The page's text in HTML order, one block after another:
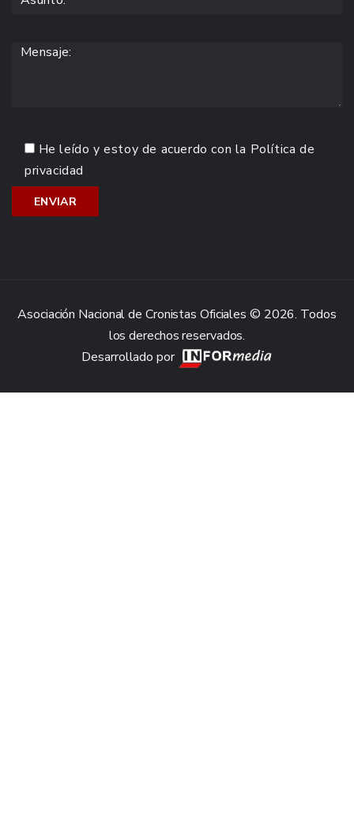
He leído y estoy de acuerdo con la Política de
privacidad
Asociación Nacional de Cronistas Oficiales © 2026. Todos
los derechos reservados.
Desarrollado por